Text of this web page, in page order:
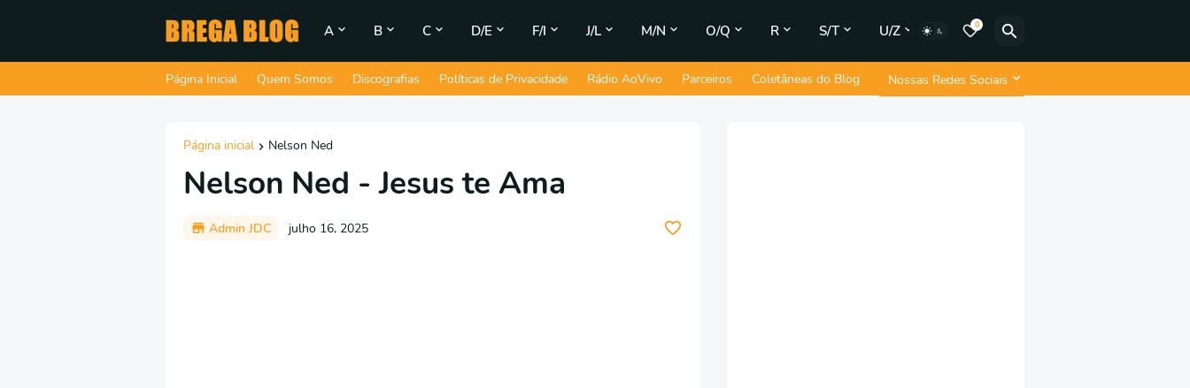
A B C D/E F/I J/L M/N O/Q R S/T U/Z 0
Página Inicial Quem Somos Discografias Políticas de Privacidade Rádio AoVivo Parceiros Coletâneas do Blog Nossas Redes Sociais
Página inicial Nelson Ned
Nelson Ned - Jesus te Ama
Admin JDC julho 16, 2025